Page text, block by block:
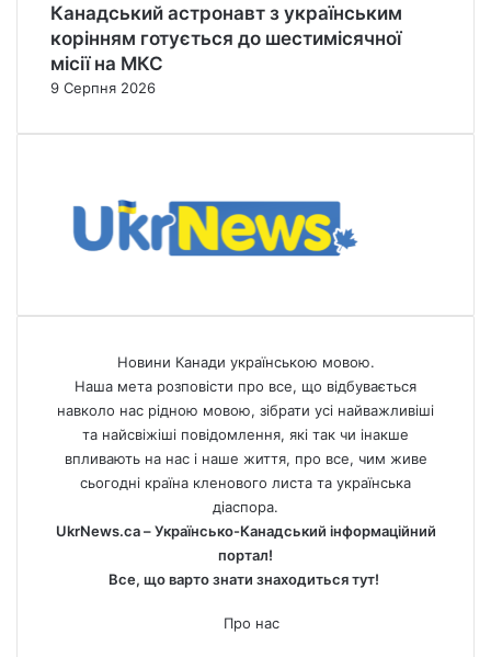
Канадський астронавт з українським
корінням готується до шестимісячної
місії на МКС
9 Серпня 2026
Новини Канади українською мовою.
Наша мета розповісти про все, що відбувається
навколо нас рідною мовою, зібрати усі найважливіші
та найсвіжіші повідомлення, які так чи інакше
впливають на нас і наше життя, про все, чим живе
сьогодні країна кленового листа та українська
діаспора.
UkrNews.ca – Українсько-Канадський інформаційний
портал!
Все, що варто знати знаходиться тут!
Про нас